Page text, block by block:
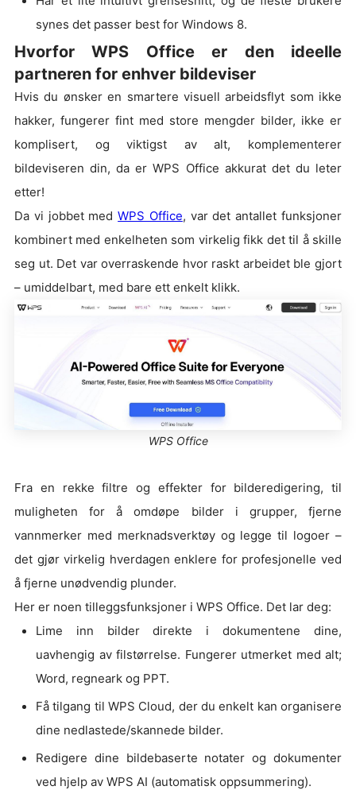
synes det passer best for Windows 8.
Hvorfor WPS Office er den ideelle
partneren for enhver bildeviser
Hvis du ønsker en smartere visuell arbeidsflyt som ikke
hakker, fungerer fint med store mengder bilder, ikke er
komplisert, og viktigst av alt, komplementerer
bildeviseren din, da er WPS Office akkurat det du leter
etter!
Da vi jobbet medWPS Office, var det antallet funksjoner
kombinert med enkelheten som virkelig fikk det til å skille
seg ut. Det var overraskende hvor raskt arbeidet ble gjort
– umiddelbart, med bare ett enkelt klikk.
WPS Office
Fra en rekke filtre og effekter for bilderedigering, til
muligheten for å omdøpe bilder i grupper, fjerne
vannmerker med merknadsverktøy og legge til logoer –
det gjør virkelig hverdagen enklere for profesjonelle ved
å fjerne unødvendig plunder.
Her er noen tilleggsfunksjoner i WPS Office. Det lar deg:
Lime inn bilder direkte i dokumentene dine,
uavhengig av filstørrelse. Fungerer utmerket med alt;
Word, regneark og PPT.
Få tilgang til WPS Cloud, der du enkelt kan organisere
dine nedlastede/skannede bilder.
Redigere dine bildebaserte notater og dokumenter
ved hjelp av WPS AI (automatisk oppsummering).